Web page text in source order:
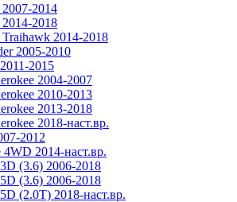
2014
2018
Traihawk 2014-2018
2005-2010
2015
2004-2007
2010-2013
2013-2018
2018-наст.вр.
2012
4WD 2014-наст.вр.
(3.6) 2006-2018
(3.6) 2006-2018
(2.0T) 2018-наст.вр.